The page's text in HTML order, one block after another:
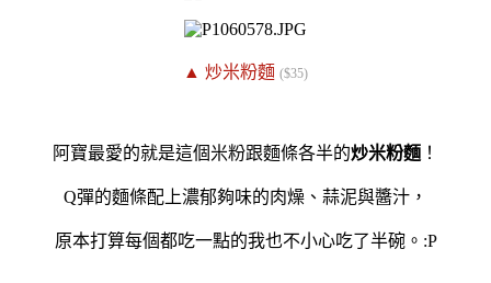
▲ 炒米粉麵 ($35)
阿寶最愛的就是這個米粉跟麵條各半的炒米粉麵 ！
Q彈的麵條配上濃郁夠味的肉燥、蒜泥與醬汁，
原本打算每個都吃一點的我也不小心吃了半碗。:P